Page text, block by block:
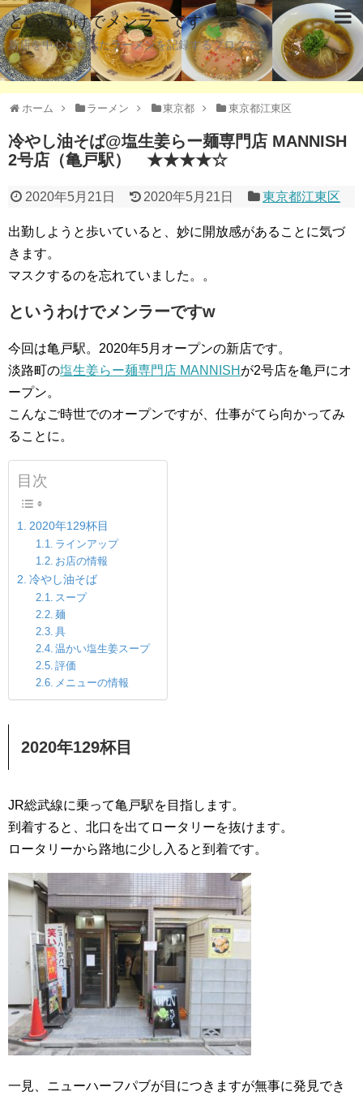
というわけでメンラーです
新店を中心に食べたラーメンを記録するブログです。
ホーム ラーメン 東京都 東京都江東区
冷やし油そば@塩生姜らー麺専門店 MANNISH
2号店（亀戸駅） ★★★★☆
2020年5月21日 2020年5月21日 東京都江東区
出勤しようと歩いていると、妙に開放感があることに気づ
きます。
マスクするのを忘れていました。。
というわけでメンラーですw
今回は亀戸駅。2020年5月オープンの新店です。
淡路町の塩生姜らー麺専門店 MANNISH が2号店を亀戸にオ
ープン。
こんなご時世でのオープンですが、仕事がてら向かってみ
ることに。
目次
2020年129杯目
ラインアップ
お店の情報
冷やし油そば
スープ
麺
具
温かい塩生姜スープ
評価
メニューの情報
2020年129杯目
JR総武線に乗って亀戸駅を目指します。
到着すると、北口を出てロータリーを抜けます。
ロータリーから路地に少し入ると到着です。
一見、ニューハーフパブが目につきますが無事に発見でき